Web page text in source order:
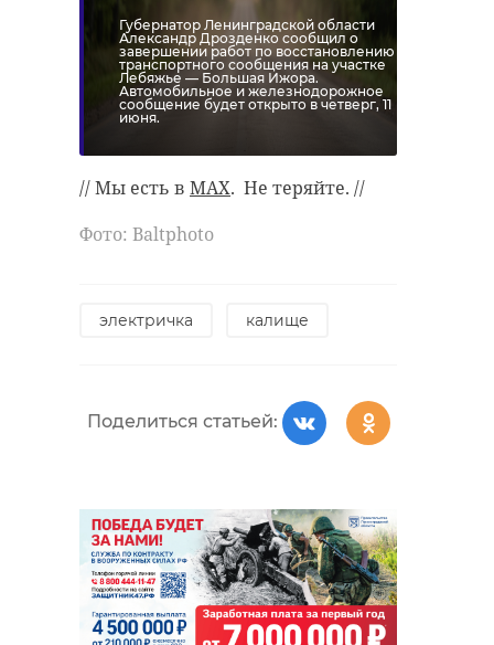
Губернатор Ленинградской области
Александр Дрозденко сообщил о
завершении работ по восстановлению
транспортного сообщения на участке
Лебяжье — Большая Ижора.
Автомобильное и железнодорожное
сообщение будет открыто в четверг, 11
июня.
// Мы есть в MAX. Не теряйте. //
Фото: Вaltphoto
электричка калище
Поделиться статьей: